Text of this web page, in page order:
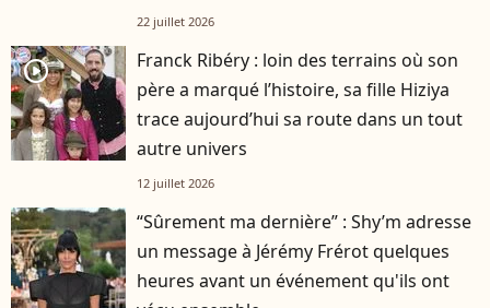
22 juillet 2026
player2
Franck Ribéry : loin des terrains où son
père a marqué l’histoire, sa fille Hiziya
trace aujourd’hui sa route dans un tout
autre univers
12 juillet 2026
“Sûrement ma dernière” : Shy’m adresse
un message à Jérémy Frérot quelques
heures avant un événement qu'ils ont